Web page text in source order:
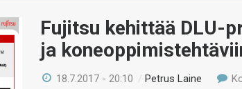
Fujitsu kehittää DLU-
ja
18.7.2017 - 20:10 /Petrus Laine